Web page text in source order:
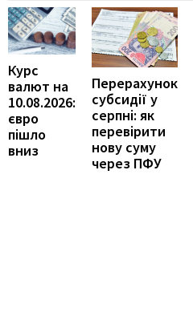
Курс
валют на
10.08.2026:
євро
пішло
вниз
Перерахунок
субсидії у
серпні: як
перевірити
нову суму
через ПФУ